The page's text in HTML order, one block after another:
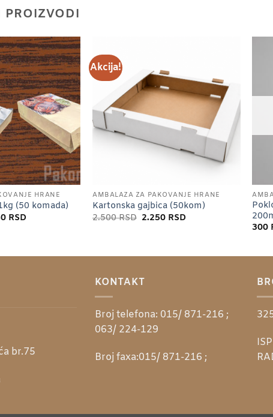
PROIZVODI
HRANE
(50 komada)
RSD
Akcija!
AMBALAŽA ZA PAKOVANJE HRANE
Kartonska gajbica (50kom)
2.500RSD Originalna
2.250 RSD
300
br.75
KONTAKT
Broj telefona: 015/ 871-216 ;
063/ 224-129
Broj faxa:015/ 871-216 ;